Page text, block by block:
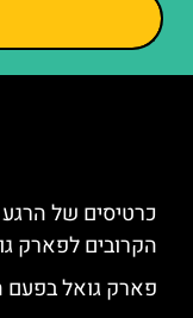
כרטיסים של
הקרובים לפארק
פארק גואל בפעם